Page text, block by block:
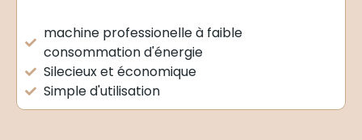
machine professionelle à faible
consommation d'énergie
Silecieux et économique
Simple d'utilisation